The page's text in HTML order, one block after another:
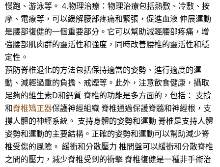
慢跑、游泳等。 4.物理治療：物理治療包括熱敷、冷敷、按
摩、電療等，可以緩解腰部疼痛和緊張，促進血液 伸展運動
是腰部復健的一個重要部分。它可以幫助減輕腰部疼痛，增
強腰部肌肉群的靈活性和強度，同時改善腰椎的靈活性和穩
定性。
預防脊椎退化的方法包括保持適當的姿勢、進行適度的運
動、減輕過重的負擔、戒煙等。此外，注意飲食健康，攝取
足夠的維生素D和鈣質 脊椎的功能是多方面的，包括： 支撐
和脊椎矯正器保護神經組織 脊椎通過保護脊髓和神經根，支
撐人體的神經系統。 支持身體的姿勢和運動 脊椎是支持人體
姿勢和運動的主要結構。正確的姿勢和運動可以幫助減少脊
椎受傷的風險。 緩衝和分散壓力 椎間盤可以緩衝和分散脊椎
之間的壓力，減少脊椎受到的衝擊 脊椎復健是一種非手術治